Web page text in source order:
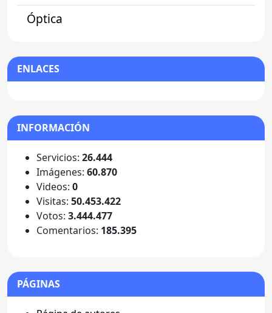
Óptica
ENLACES
INFORMACIÓN
Servicios: 26.444
Imágenes: 60.870
Videos: 0
Visitas: 50.453.422
Votos: 3.444.477
Comentarios: 185.395
PÁGINAS